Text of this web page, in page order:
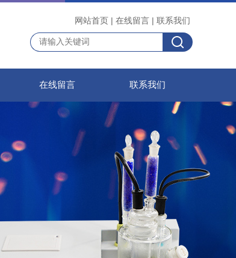
网站首页 | 在线留言 | 联系我们
在线留言 联系我们